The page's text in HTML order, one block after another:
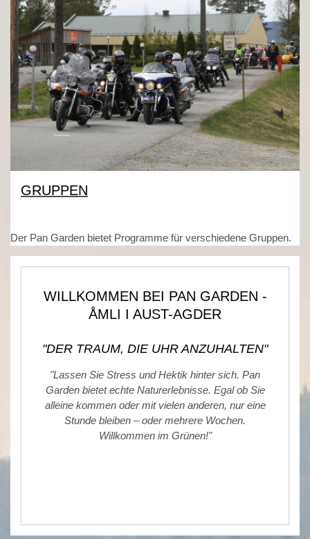
GRUPPEN
Der Pan Garden bietet Programme für verschiedene Gruppen.
WILLKOMMEN BEI PAN GARDEN -
ÅMLI I AUST-AGDER
"DER TRAUM, DIE UHR ANZUHALTEN"
"Lassen Sie Stress und Hektik hinter sich. Pan
Garden bietet echte Naturerlebnisse. Egal ob Sie
alleine kommen oder mit vielen anderen, nur eine
Stunde bleiben – oder mehrere Wochen.
Willkommen im Grünen!"